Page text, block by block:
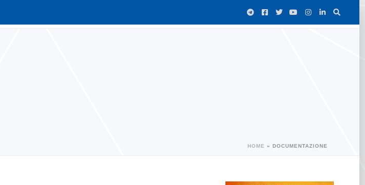
HOME » DOCUMENTAZIONE